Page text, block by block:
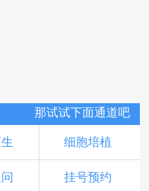
那试试下面通道吧
细胞培植
挂号预约